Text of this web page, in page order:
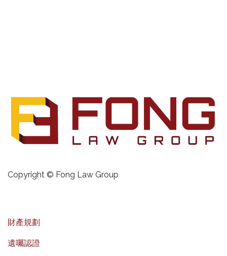
Copyright © Fong Law Group
財產規劃
遺囑認證